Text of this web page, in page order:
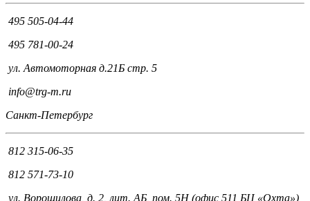
495 505-04-44
495 781-00-24
ул. Автомоторная д.21Б стр. 5
info@trg-m.ru
Санкт-Петербург
812 315-06-35
812 571-73-10
ул. Ворошилова, д. 2, лит. АБ, пом. 5Н (офис 511 БЦ «Охта»)